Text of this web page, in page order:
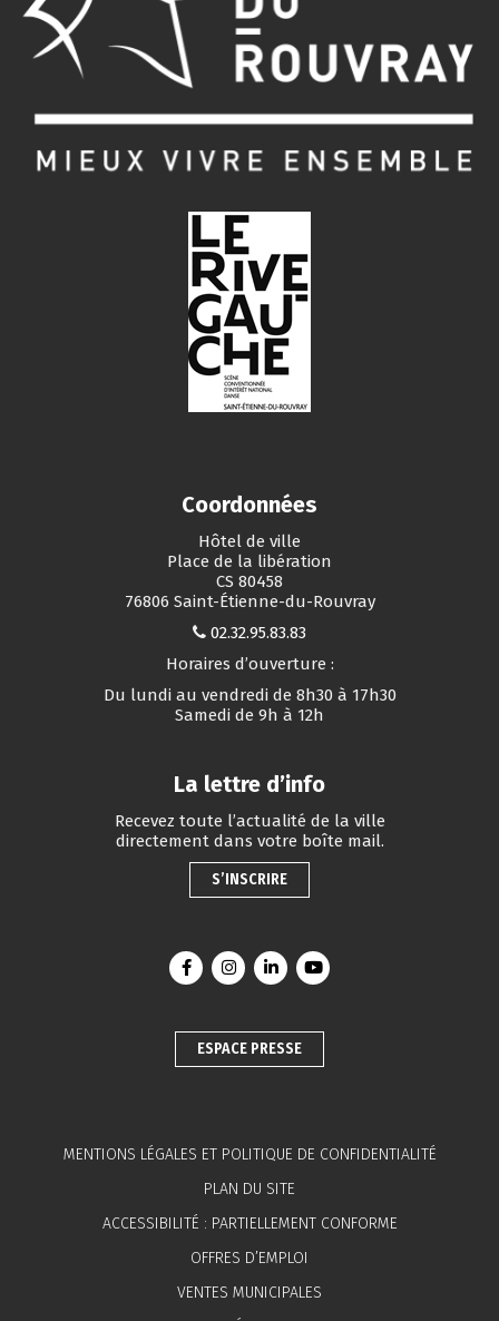
Coordonnées
Hôtel de ville
Place de la libération
CS 80458
76806 Saint-Étienne-du-Rouvray
02.32.95.83.83
Horaires d’ouverture :
Du lundi au vendredi de 8h30 à 17h30
Samedi de 9h à 12h
La lettre d’info
Recevez toute l’actualité de la ville
directement dans votre boîte mail.
S’INSCRIRE
Lien vers le compte Facebook
Lien vers le compte Instagram
Lien vers le compte Linkedin
Lien vers la chaîne
ESPACE PRESSE
MENTIONS LÉGALES ET POLITIQUE DE CONFIDENTIALITÉ
PLAN DU SITE
ACCESSIBILITÉ : PARTIELLEMENT CONFORME
OFFRES D’EMPLOI
VENTES MUNICIPALES